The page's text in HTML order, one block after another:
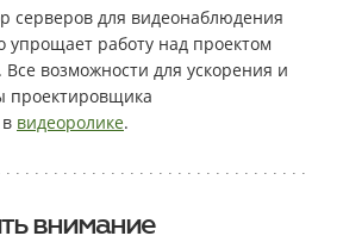
серверов для видеонаблюдения
упрощает работу над проектом
возможности для ускорения и
проектировщика
видеоролике.
внимание